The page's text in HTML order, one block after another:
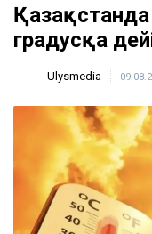
градусқа
Ulysmedia